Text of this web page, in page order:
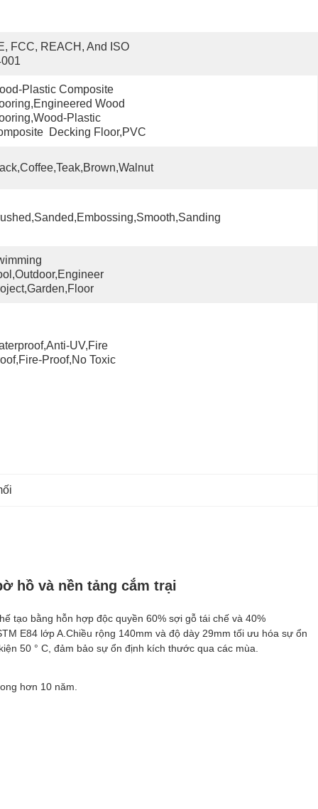
FCC, REACH, And ISO
Plastic Composite
Wood
Plastic
Decking Floor,PVC
UV,Fire
Proof,no Toxic
hồ và nền tảng cắm trại
tạo bằng hỗn hợp độc quyền 60% sợi gỗ tái chế và 40%
E84 lớp A.Chiều rộng 140mm và độ dày 29mm tối ưu hóa sự ổn
50 ° C, đảm bảo sự ổn định kích thước qua các mùa.
hơn 10 năm.